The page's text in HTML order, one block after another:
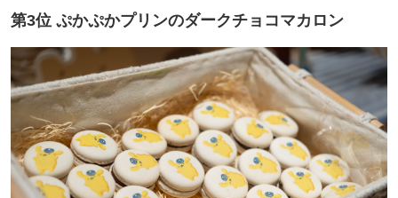
第3位 ぷかぷかプリンのダークチョコマカロン